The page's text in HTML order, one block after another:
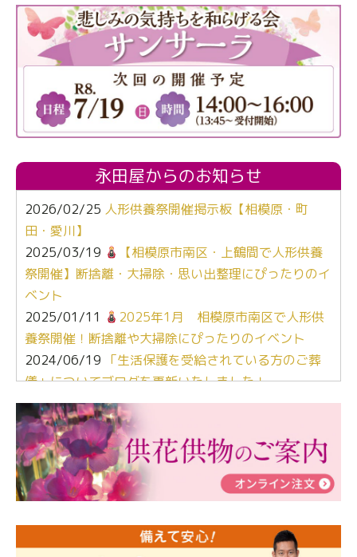
永田屋からのお知らせ
2026/02/25 人形供養祭開催掲示板【相模原・町
田・愛川】
2025/03/19
【相模原市南区・上鶴間で人形供養
祭開催】断捨離・大掃除・思い出整理にぴったりのイ
ベント
2025/01/11
2025年1月 相模原市南区で人形供
養祭開催！断捨離や大掃除にぴったりのイベント
2024/06/19 「生活保護を受給されている方のご葬
儀」についてブログを更新いたしました！
2024/03/06【終活なるほど教室】「マンガで学
ぶ！はじめてのお葬式」小さな家族葬ハウス®町田成
瀬 ご参加ありがとうございました！
2024/01/19令和6年能登半島地震災害の寄付のご報
告
人形供養 寄付のご報告